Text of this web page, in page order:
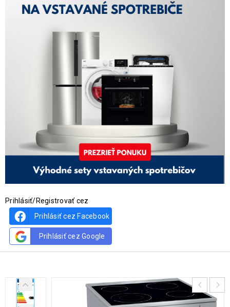
Prihlásiť/Registrovať cez
Prihlásiť cez Facebook
Prihlásiť cez Google